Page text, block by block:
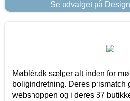
Se udvalget på
Møblér.dk sælger alt inden for
boligindretning. Deres prismatch
webshoppen og i deres 37